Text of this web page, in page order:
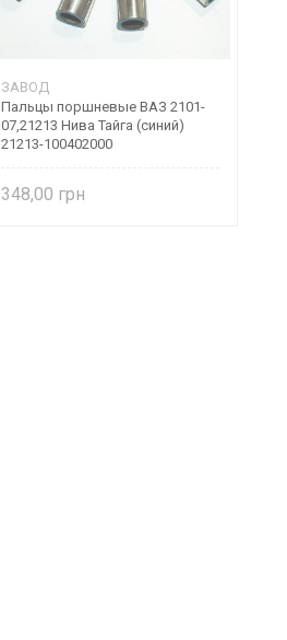
ЗАВОД
Пальцы поршневые ВАЗ 2101-
07,21213 Нива Тайга (синий)
21213-100402000
348,00